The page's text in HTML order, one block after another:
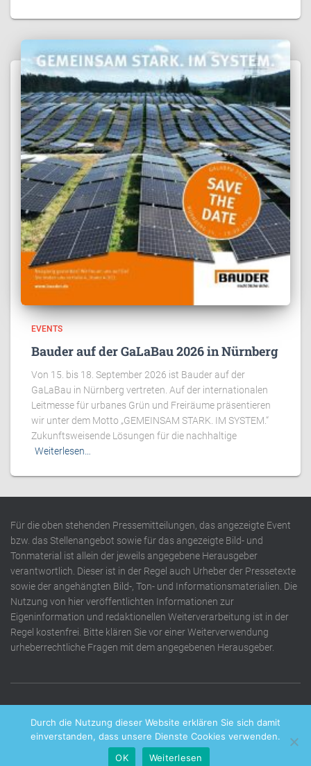
EVENTS
Bauder auf der GaLaBau 2026 in Nürnberg
Von 15. bis 18. September 2026 ist Bauder auf der
GaLaBau in Nürnberg vertreten. Auf der internationalen
Leitmesse für urbanes Grün und Freiräume präsentieren
wir unter dem Motto „GEMEINSAM STARK. IM SYSTEM.“
Zukunftsweisende Lösungen für die nachhaltige
Weiterlesen…
Für die oben stehenden Pressemitteilungen, das angezeigte Event
bzw. das Stellenangebot sowie für das angezeigte Bild- und
Tonmaterial ist allein der jeweils angegebene Herausgeber
verantwortlich. Dieser ist in der Regel auch Urheber der Pressetexte
sowie der angehängten Bild-, Ton- und Informationsmaterialien. Die
Nutzung von hier veröffentlichten Informationen zur
Eigeninformation und redaktionellen Weiterverarbeitung ist in der
Regel kostenfrei. Bitte klären Sie vor einer Weiterverwendung
urheberrechtliche Fragen mit dem angegebenen Herausgeber.
Durch die Nutzung dieser Website erklären Sie sich damit
einverstanden, dass unsere Dienste Cookies verwenden.
OK
Weiterlesen